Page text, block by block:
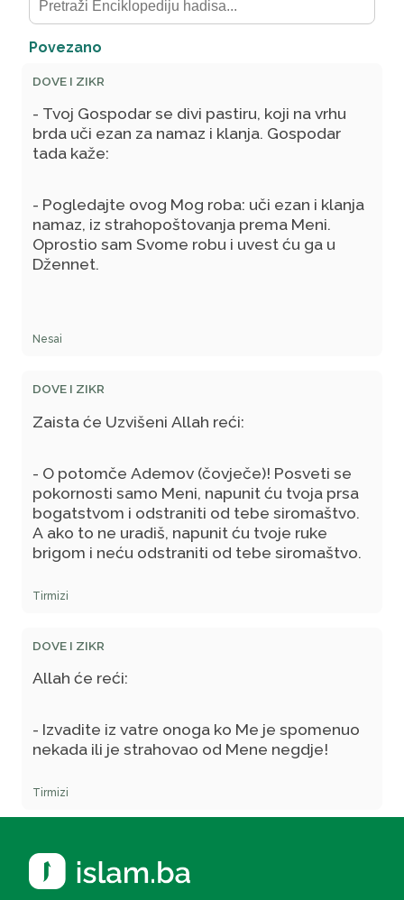
Povezano
DOVE I ZIKR
- Tvoj Gospodar se divi pastiru, koji na vrhu
brda uči ezan za namaz i klanja. Gospodar
tada kaže:
- Pogledajte ovog Mog roba: uči ezan i klanja
namaz, iz strahopoštovanja prema Meni.
Oprostio sam Svome robu i uvest ću ga u
Džennet.
Nesai
DOVE I ZIKR
Zaista će Uzvišeni Allah reći:
- O potomče Ademov (čovječe)! Posveti se
pokornosti samo Meni, napunit ću tvoja prsa
bogatstvom i odstraniti od tebe siromaštvo.
A ako to ne uradiš, napunit ću tvoje ruke
brigom i neću odstraniti od tebe siromaštvo.
Tirmizi
DOVE I ZIKR
Allah će reći:
- Izvadite iz vatre onoga ko Me je spomenuo
nekada ili je strahovao od Mene negdje!
Tirmizi